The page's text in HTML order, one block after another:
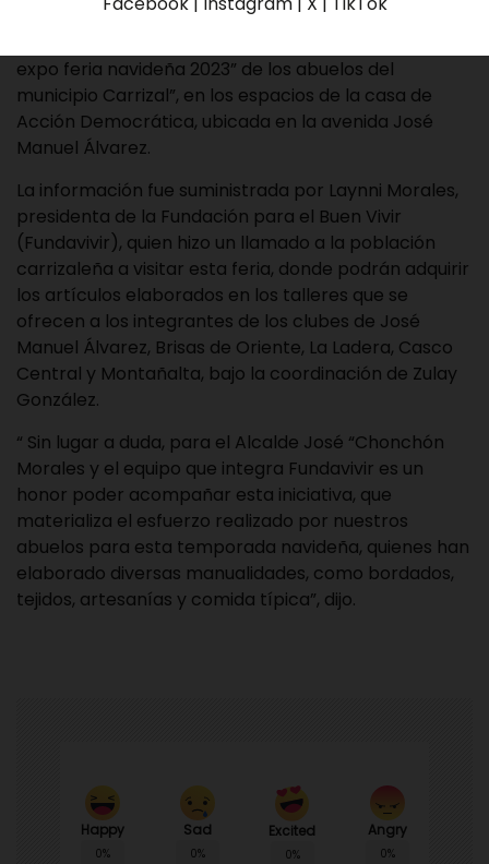
Este jueves 30 de noviembre, desde las 10 de la
expo feria navideña 2023” de los abuelos del
municipio Carrizal”, en los espacios de la casa de
Acción Democrática, ubicada en la avenida José
Manuel Álvarez.
La información fue suministrada por Laynni Morales,
presidenta de la Fundación para el Buen Vivir
(Fundavivir), quien hizo un llamado a la población
carrizaleña a visitar esta feria, donde podrán adquirir
los artículos elaborados en los talleres que se
ofrecen a los integrantes de los clubes de José
Manuel Álvarez, Brisas de Oriente, La Ladera, Casco
Central y Montañalta, bajo la coordinación de Zulay
González.
“ Sin lugar a duda, para el Alcalde José “Chonchón
Morales y el equipo que integra Fundavivir es un
honor poder acompañar esta iniciativa, que
materializa el esfuerzo realizado por nuestros
abuelos para esta temporada navideña, quienes han
elaborado diversas manualidades, como bordados,
tejidos, artesanías y comida típica”, dijo.
Happy
0%
Sad
0%
Excited
0%
Angry
0%